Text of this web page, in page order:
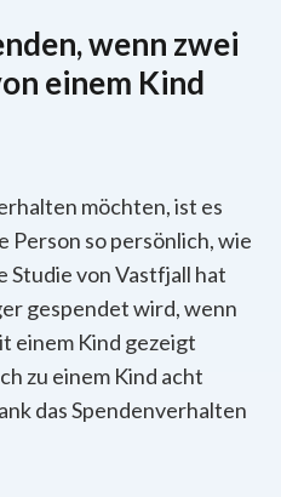
wenn zwei
einem Kind
möchten, ist es
Person so persönlich, wie
Studie von Vastfjall hat
gespendet wird, wenn
einem Kind gezeigt
zu einem Kind acht
das Spendenverhalten